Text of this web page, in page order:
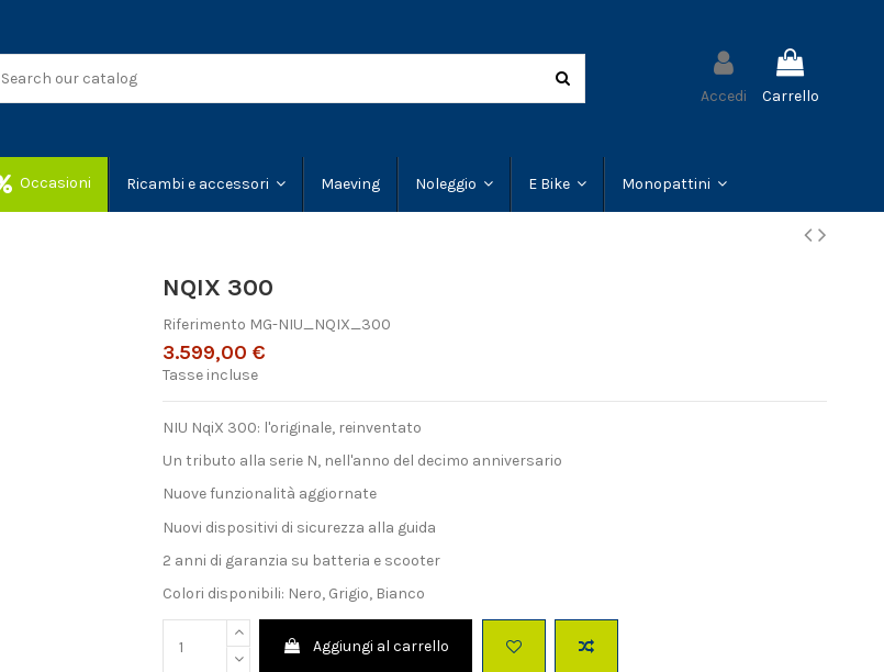
Accedi Carrello
Occasioni Ricambi e accessori Maeving Noleggio E Bike Monopattini
NQIX 300
Riferimento MG-NIU_NQIX_300
3.599,00 €
Tasse incluse
NIU NqiX 300: l'originale, reinventato
Un tributo alla serie N, nell'anno del decimo anniversario
Nuove funzionalità aggiornate
Nuovi dispositivi di sicurezza alla guida
2 anni di garanzia su batteria e scooter
Colori disponibili: Nero, Grigio, Bianco
Aggiungi al carrello